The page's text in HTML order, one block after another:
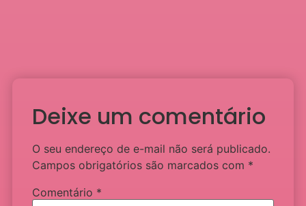
Deixe um comentário
O seu endereço de e-mail não será publicado.
Campos obrigatórios são marcados com *
Comentário *